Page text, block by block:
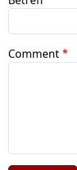
Comment